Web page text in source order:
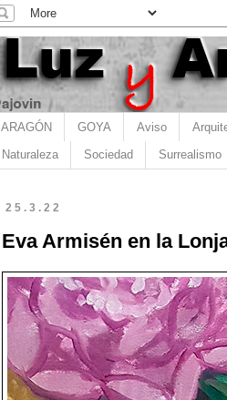
ARAGÓN GOYA Aviso
Naturaleza Sociedad Surrealismo
25.3.22
Eva Armisén en la